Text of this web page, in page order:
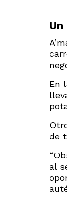
En
de
al